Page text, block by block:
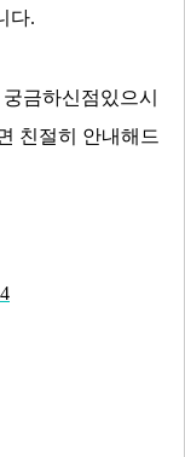
다.
금하신점있으시
친절히 안내해드